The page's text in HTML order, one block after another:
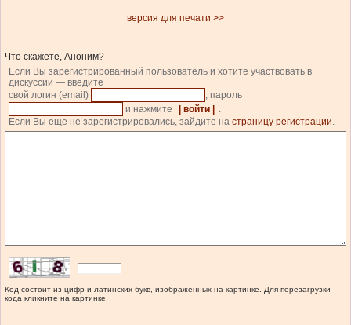
версия для печати >>
Что скажете, Аноним?
Если Вы зарегистрированный пользователь и хотите участвовать в
дискуссии — введите
свой логин (email)
, пароль
и нажмите
| войти |
.
Если Вы еще не зарегистрировались, зайдите на страницу регистрации.
Код состоит из цифр и латинских букв, изображенных на картинке. Для перезагрузки
кода кликните на картинке.